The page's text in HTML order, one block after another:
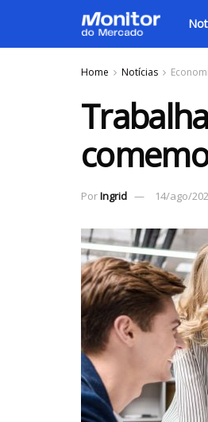
Home Notícias
PorIngrid 14/ago/